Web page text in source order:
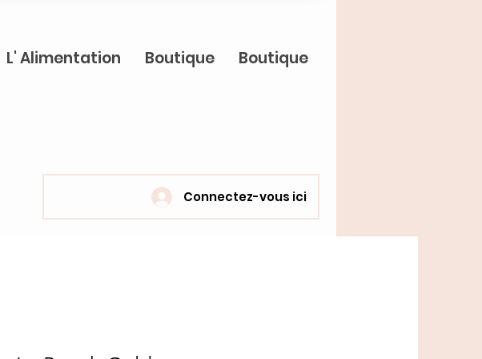
L' Alimentation Boutique Boutique
Connectez-vous ici